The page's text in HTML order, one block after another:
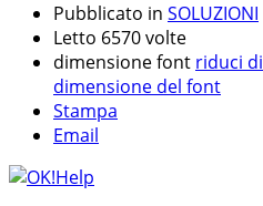
Pubblicato in SOLUZIONI
Letto 6570 volte
dimensione font riduci
dimensione del font
Stampa
Email